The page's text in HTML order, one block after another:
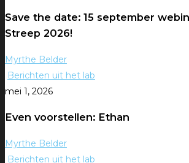
Save the date: 15 september
Streep 2026!
Myrthe Belder
Berichten uit het lab
mei 1, 2026
Even voorstellen: Ethan
Myrthe Belder
Berichten uit het lab